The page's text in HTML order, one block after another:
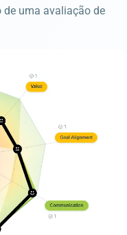
uma avaliação de